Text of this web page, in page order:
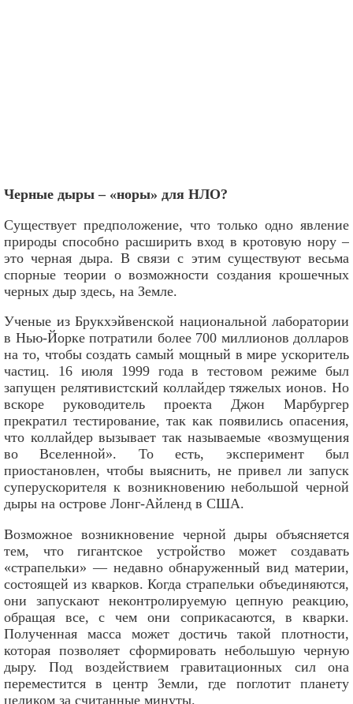
Черные дыры – «норы» для НЛО?
Существует предположение, что только одно явление
природы способно расширить вход в кротовую нору –
это черная дыра. В связи с этим существуют весьма
спорные теории о возможности создания крошечных
черных дыр здесь, на Земле.
Ученые из Брукхэйвенской национальной лаборатории
в Нью-Йорке потратили более 700 миллионов долларов
на то, чтобы создать самый мощный в мире ускоритель
частиц. 16 июля 1999 года в тестовом режиме был
запущен релятивистский коллайдер тяжелых ионов. Но
вскоре руководитель проекта Джон Марбургер
прекратил тестирование, так как появились опасения,
что коллайдер вызывает так называемые «возмущения
во Вселенной». То есть, эксперимент был
приостановлен, чтобы выяснить, не привел ли запуск
суперускорителя к возникновению небольшой черной
дыры на острове Лонг-Айленд в США.
Возможное возникновение черной дыры объясняется
тем, что гигантское устройство может создавать
«страпельки» — недавно обнаруженный вид материи,
состоящей из кварков. Когда страпельки объединяются,
они запускают неконтролируемую цепную реакцию,
обращая все, с чем они соприкасаются, в кварки.
Полученная масса может достичь такой плотности,
которая позволяет сформировать небольшую черную
дыру. Под воздействием гравитационных сил она
переместится в центр Земли, где поглотит планету
целиком за считанные минуты.